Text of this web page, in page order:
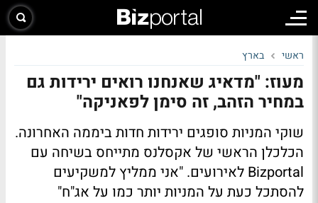
ראשי בארץ
מעוז: "מדאיג שאנחנו רואים ירידות גם
במחיר הזהב, זה סימן לפאניקה"
שוקי המניות סופגים ירידות חדות ביממה האחרונה.
הכלכלן הראשי של אקסלנס מתייחס בשיחה עם
Bizportal לאירועים.
"אני ממליץ למשקיעים
להסתכל כעת על המניות יותר כמו על אג"ח"